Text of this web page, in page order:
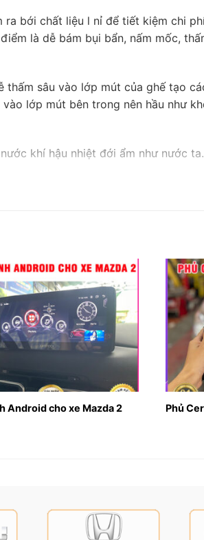
bới chất liệu l nỉ để tiết kiệm chi
là dễ bám bụi bẩn, nấm mốc,
sâu vào lớp mút của ghế tạo
lớp mút bên trong nên hầu như
khí hậu nhiệt đới ẩm như nước ta.
làm mất đi tính thẩm mỹ và còn
cần thiết không chỉ làm đẹp bên
thoải mái dễ chịu và bảo vệ sức
Android cho xe Mazda 2 Phủ